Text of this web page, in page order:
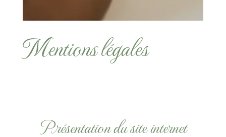
Mentions légales
Présentation du site internet